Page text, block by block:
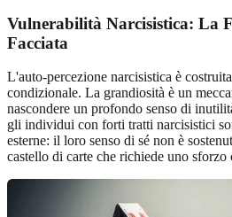
Vulnerabilità Narcisistica: La
Facciata
L'auto-percezione narcisistica è
condizionale. La grandiosità è un
nascondere un profondo senso di
gli individui con forti tratti narcisistici
esterne: il loro senso di sé non è
castello di carte che richiede uno sforzo